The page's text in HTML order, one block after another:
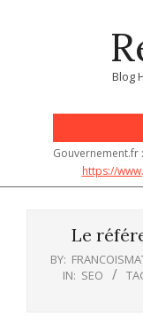
Blog
Gouvernement.fr
https://
Le
BY:
IN: SEO